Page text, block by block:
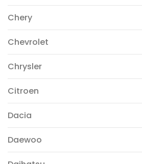
Chery
Chevrolet
Chrysler
Citroen
Dacia
Daewoo